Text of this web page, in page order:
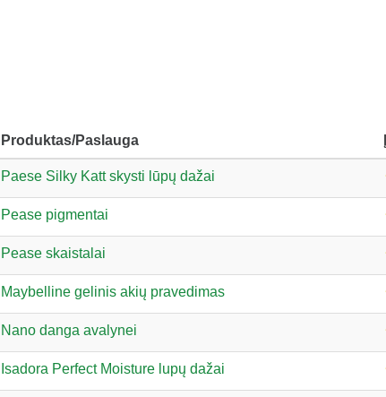
Produktas/Paslauga
Paese Silky Katt skysti lūpų dažai
Pease pigmentai
Pease skaistalai
Maybelline gelinis akių pravedimas
Nano danga avalynei
Isadora Perfect Moisture lupų dažai